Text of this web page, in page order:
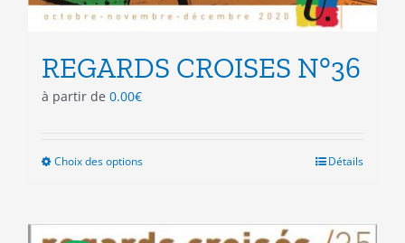
REGARDS CROISES N°36
à partir de 0.00€
Choix des optionsCe
plusieurs
Détails